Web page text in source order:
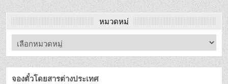
หมวดหมู่
จองตั๋วโดยสารต่างประเทศ